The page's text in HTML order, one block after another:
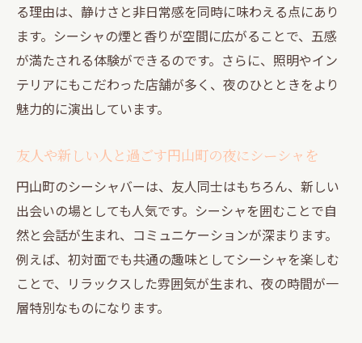
る理由は、静けさと非日常感を同時に味わえる点にあり
ます。シーシャの煙と香りが空間に広がることで、五感
が満たされる体験ができるのです。さらに、照明やイン
テリアにもこだわった店舗が多く、夜のひとときをより
魅力的に演出しています。
友人や新しい人と過ごす円山町の夜にシーシャを
円山町のシーシャバーは、友人同士はもちろん、新しい
出会いの場としても人気です。シーシャを囲むことで自
然と会話が生まれ、コミュニケーションが深まります。
例えば、初対面でも共通の趣味としてシーシャを楽しむ
ことで、リラックスした雰囲気が生まれ、夜の時間が一
層特別なものになります。